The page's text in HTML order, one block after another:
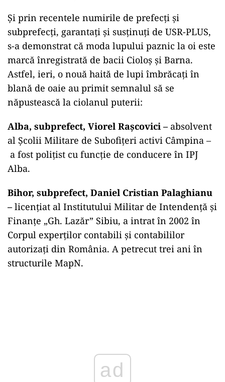
Și prin recentele numirile de prefecți și
subprefecți, garantați și susținuți de USR-PLUS,
s-a demonstrat că moda lupului paznic la oi este
marcă înregistrată de bacii Cioloș și Barna.
Astfel, ieri, o nouă haită de lupi îmbrăcați în
blană de oaie au primit semnalul să se
năpustească la ciolanul puterii:
Alba, subprefect, Viorel Rașcovici – absolvent
al Școlii Militare de Subofițeri activi Câmpina –
a fost polițist cu funcție de conducere în IPJ
Alba.
Bihor, subprefect, Daniel Cristian Palaghianu
– licențiat al Institutului Militar de Intendență și
Finanțe „Gh. Lazăr” Sibiu, a intrat în 2002 în
Corpul experților contabili și contabililor
autorizați din România. A petrecut trei ani în
structurile MapN.
ad